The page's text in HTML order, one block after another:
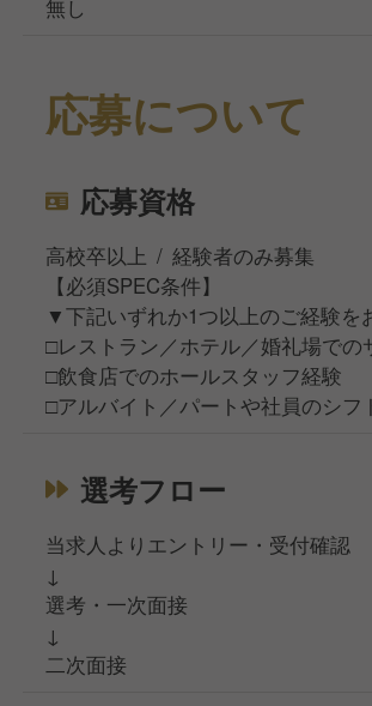
無し
応募について
応募資格
高校卒以上 / 経験者のみ募集
【必須SPEC条件】
▼下記いずれか1つ以上のご経験を
□レストラン／ホテル／婚礼場での
□飲食店でのホールスタッフ経験
□アルバイト／パートや社員のシフ
選考フロー
当求人よりエントリー・受付確認
↓
選考・一次面接
↓
二次面接